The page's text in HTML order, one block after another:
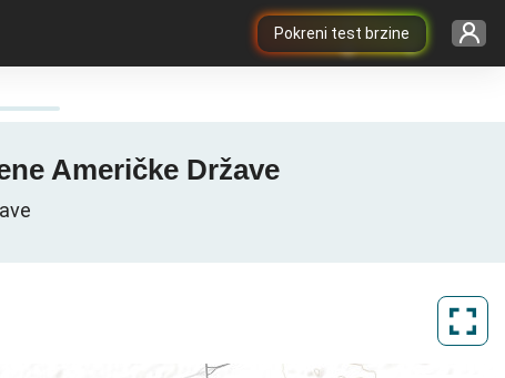
Pokreni test brzine
Američke Države